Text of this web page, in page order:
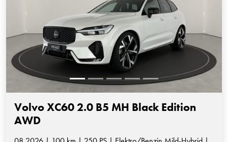
Volvo XC60 2.0 B5 MH Black Edition
AWD